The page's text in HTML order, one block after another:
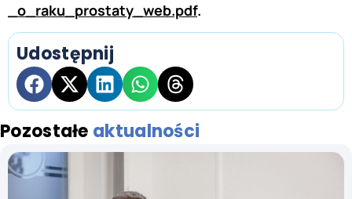
_o_raku_prostaty_web.pdf.
Udostępnij
Pozostałe aktualności